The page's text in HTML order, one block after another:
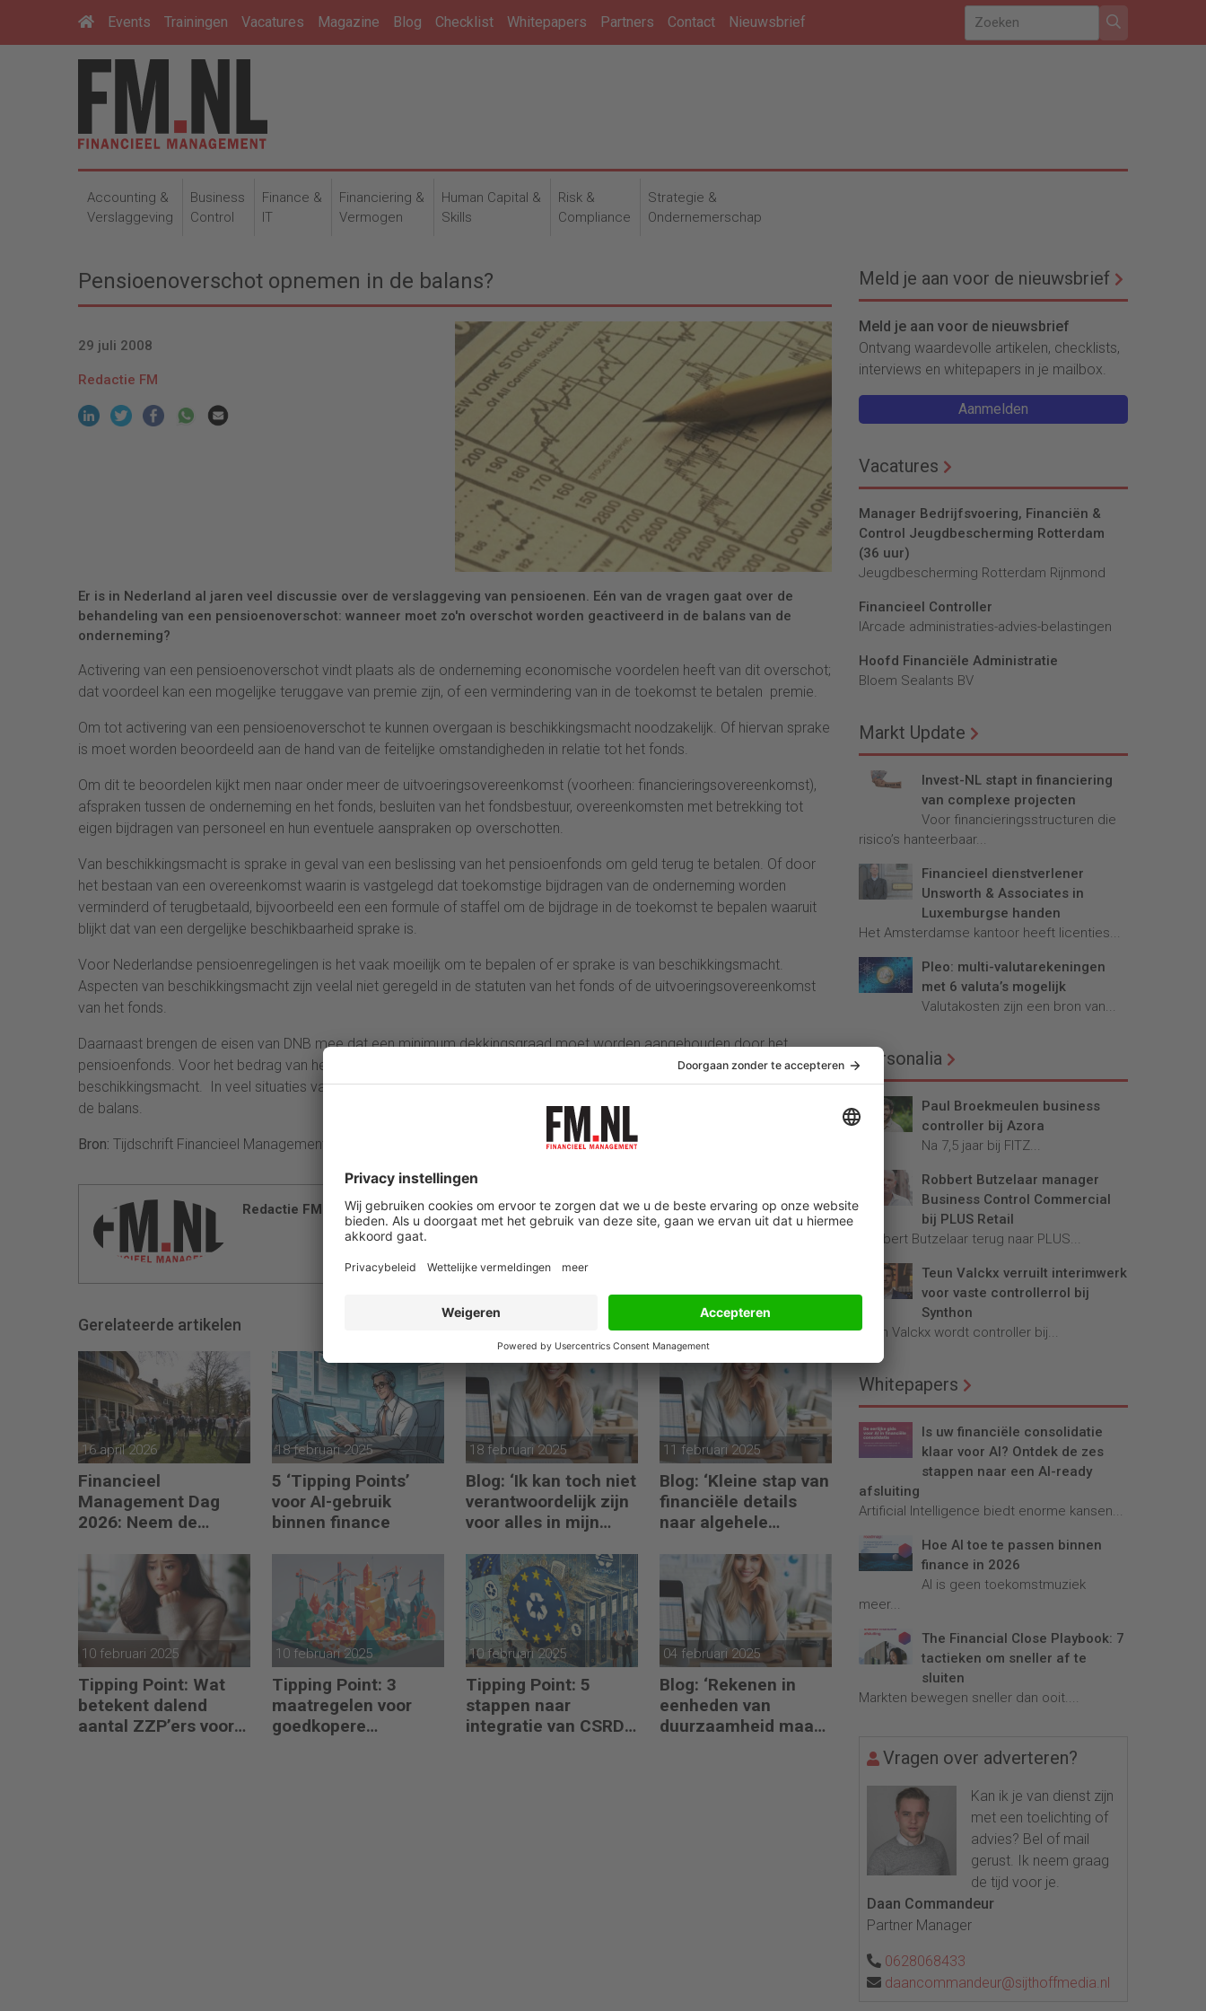
Events Trainingen Vacatures Magazine Blog Checklist Whitepapers Partners Contact Nieuwsbrief
Accounting &
Verslaggeving
Business
Control
Finance &
IT
Financiering &
Vermogen
Human Capital &
Skills
Risk &
Compliance
Strategie &
Ondernemerschap
Pensioenoverschot opnemen in de balans?
29 juli 2008
Redactie FM
Er is in Nederland al jaren veel discussie over de verslaggeving van pensioenen. Eén van de vragen gaat over de
behandeling van een pensioenoverschot: wanneer moet zo'n overschot worden geactiveerd in de balans van de
onderneming?
Activering van een pensioenoverschot vindt plaats als de onderneming economische voordelen heeft van dit overschot;
dat voordeel kan een mogelijke teruggave van premie zijn, of een vermindering van in de toekomst te betalen premie.
Om tot activering van een pensioenoverschot te kunnen overgaan is beschikkingsmacht noodzakelijk. Of hiervan sprake
is moet worden beoordeeld aan de hand van de feitelijke omstandigheden in relatie tot het fonds.
Om dit te beoordelen kijkt men naar onder meer de uitvoeringsovereenkomst (voorheen: financieringsovereenkomst),
afspraken tussen de onderneming en het fonds, besluiten van het fondsbestuur, overeenkomsten met betrekking tot
eigen bijdragen van personeel en hun eventuele aanspraken op overschotten.
Van beschikkingsmacht is sprake in geval van een beslissing van het pensioenfonds om geld terug te betalen. Of door
het bestaan van een overeenkomst waarin is vastgelegd dat toekomstige bijdragen van de onderneming worden
verminderd of terugbetaald, bijvoorbeeld een een formule of staffel om de bijdrage in de toekomst te bepalen waaruit
blijkt dat van een dergelijke beschikbaarheid sprake is.
Voor Nederlandse pensioenregelingen is het vaak moeilijk om te bepalen of er sprake is van beschikkingsmacht.
Aspecten van beschikkingsmacht zijn veelal niet geregeld in de statuten van het fonds of de uitvoeringsovereenkomst
van het fonds.
Daarnaast brengen de eisen van DNB mee dat een minimum dekkingsgraad moet worden aangehouden door het
pensioenfonds. Voor het bedrag van het overschot dat onder deze minimum dekkingsgraad ligt zal geen sprake zijn van
beschikkingsmacht. In veel situaties van een overschot zal er derhalve geen sprake zijn om dit op te nemen als actief in
de balans.
Bron: Tijdschrift Financieel Management: Jaarverslag ism KPMG
Redactie FM
Gerelateerde artikelen
16 april 2026
Financieel
Management Dag
2026: Neem de
18 februari 2025
5 ‘Tipping Points’
voor AI-gebruik
binnen finance
18 februari 2025
Blog: ‘Ik kan toch niet
verantwoordelijk zijn
voor alles in mijn
11 februari 2025
Blog: ‘Kleine stap van
financiële details
naar algehele
10 februari 2025
Tipping Point: Wat
betekent dalend
aantal ZZP’ers voor
10 februari 2025
Tipping Point: 3
maatregelen voor
goedkopere
10 februari 2025
Tipping Point: 5
stappen naar
integratie van CSRD,
04 februari 2025
Blog: ‘Rekenen in
eenheden van
duurzaamheid maakt
Meld je aan voor de nieuwsbrief
Meld je aan voor de nieuwsbrief
Ontvang waardevolle artikelen, checklists,
interviews en whitepapers in je mailbox.
Aanmelden
Vacatures
Manager Bedrijfsvoering, Financiën &
Control Jeugdbescherming Rotterdam
(36 uur)
Jeugdbescherming Rotterdam Rijnmond
Financieel Controller
lArcade administraties-advies-belastingen
Hoofd Financiële Administratie
Bloem Sealants BV
Markt Update
Invest-NL stapt in financiering
van complexe projecten
Voor financieringsstructuren die
risico’s hanteerbaar...
Financieel dienstverlener
Unsworth & Associates in
Luxemburgse handen
Het Amsterdamse kantoor heeft licenties...
Pleo: multi-valutarekeningen
met 6 valuta’s mogelijk
Valutakosten zijn een bron van...
Personalia
Paul Broekmeulen business
controller bij Azora
Na 7,5 jaar bij FITZ...
Robbert Butzelaar manager
Business Control Commercial
bij PLUS Retail
Robbert Butzelaar terug naar PLUS...
Teun Valckx verruilt interimwerk
voor vaste controllerrol bij
Synthon
Teun Valckx wordt controller bij...
Whitepapers
Is uw financiële consolidatie
klaar voor AI? Ontdek de zes
stappen naar een AI-ready
afsluiting
Artificial Intelligence biedt enorme kansen...
Hoe AI toe te passen binnen
finance in 2026
AI is geen toekomstmuziek
meer...
The Financial Close Playbook: 7
tactieken om sneller af te
sluiten
Markten bewegen sneller dan ooit....
Vragen over adverteren?
Kan ik je van dienst zijn
met een toelichting of
advies? Bel of mail
gerust. Ik neem graag
de tijd voor je.
Daan Commandeur
Partner Manager
0628068433
daancommandeur@sijthoffmedia.nl